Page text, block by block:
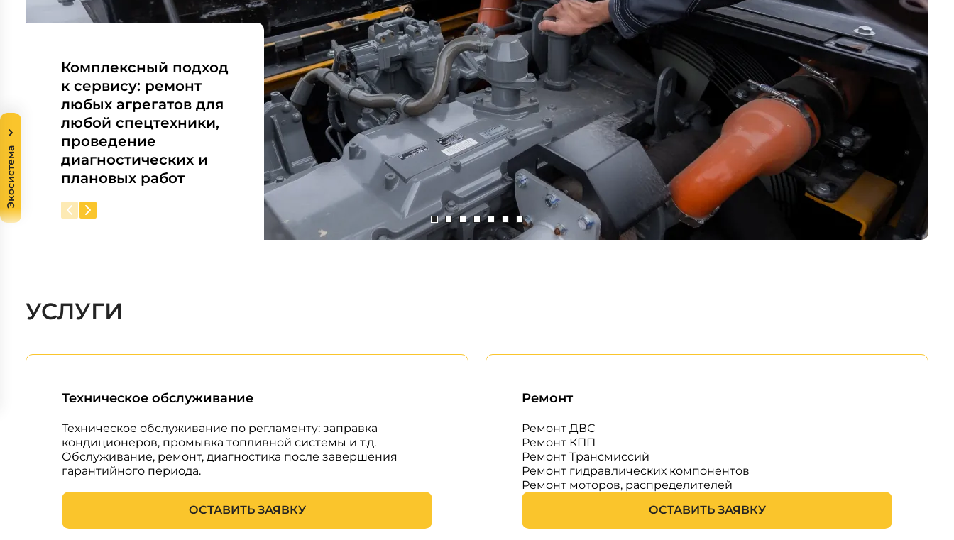
Комплексный подход
к сервису: ремонт
любых агрегатов для
любой спецтехники,
проведение
диагностических и
плановых работ
УСЛУГИ
Техническое обслуживание
Техническое обслуживание по регламенту: заправка
кондиционеров, промывка топливной системы и т.д.
Обслуживание, ремонт, диагностика после завершения
гарантийного периода.
ОСТАВИТЬ ЗАЯВКУ
Ремонт
Ремонт ДВС
Ремонт КПП
Ремонт Трансмиссий
Ремонт гидравлических компонентов
Ремонт моторов, распределителей
ОСТАВИТЬ ЗАЯВКУ
Экосистема